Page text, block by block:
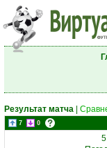
Результат матча
7 0